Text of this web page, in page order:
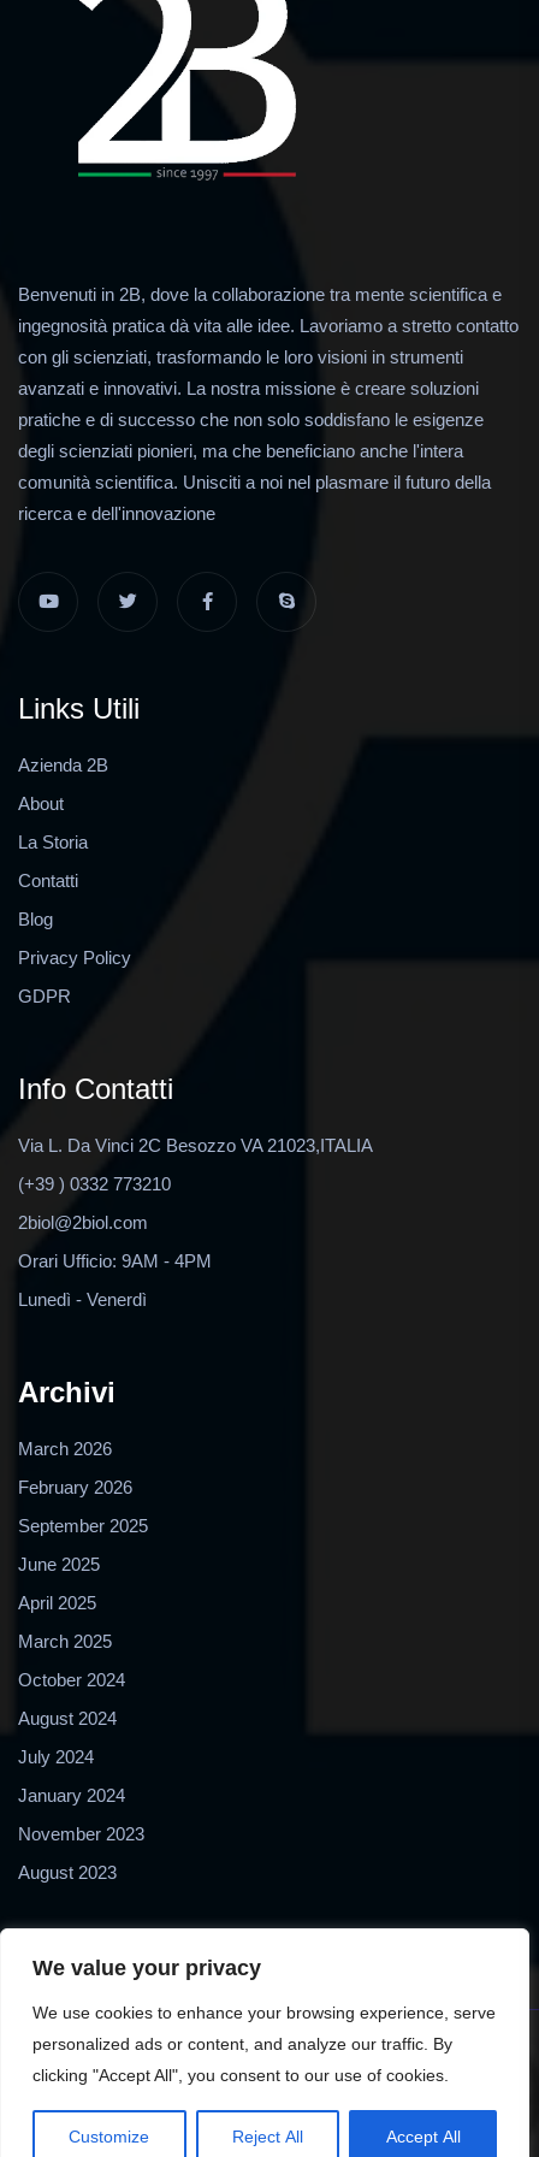
We value your privacy
We use cookies to enhance your browsing experience, serve
personalized ads or content, and analyze our traffic. By
clicking "Accept All", you consent to our use of cookies.
Customize Reject All Accept All
Benvenuti in 2B, dove la collaborazione tra mente scientifica e
ingegnosità pratica dà vita alle idee. Lavoriamo a stretto contatto
con gli scienziati, trasformando le loro visioni in strumenti
avanzati e innovativi. La nostra missione è creare soluzioni
pratiche e di successo che non solo soddisfano le esigenze
degli scienziati pionieri, ma che beneficiano anche l'intera
comunità scientifica. Unisciti a noi nel plasmare il futuro della
ricerca e dell'innovazione
Links Utili
Azienda 2B
About
La Storia
Contatti
Blog
Privacy Policy
GDPR
Info Contatti
Via L. Da Vinci 2C Besozzo VA 21023,ITALIA
(+39 ) 0332 773210
2biol@2biol.com
Orari Ufficio: 9AM - 4PM
Lunedì - Venerdì
Archivi
March 2026
February 2026
September 2025
June 2025
April 2025
March 2025
October 2024
August 2024
July 2024
January 2024
November 2023
August 2023